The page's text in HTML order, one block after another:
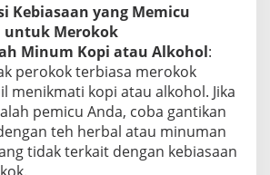
Kebiasaan yang Memicu
untuk Merokok
Minum Kopi atau Alkohol:
perokok terbiasa merokok
menikmati kopi atau alkohol. Jika
pemicu Anda, coba gantikan
teh herbal atau minuman
tidak terkait dengan kebiasaan